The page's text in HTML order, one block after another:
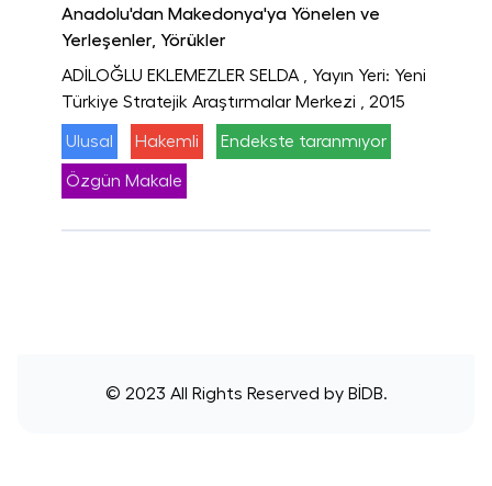
Anadolu'dan Makedonya'ya Yönelen ve
Yerleşenler, Yörükler
ADİLOĞLU EKLEMEZLER SELDA
, Yayın Yeri: Yeni
Türkiye Stratejik Araştırmalar Merkezi
, 2015
Ulusal Hakemli Endekste taranmıyor
Özgün Makale
© 2023 All Rights Reserved byBİDB.